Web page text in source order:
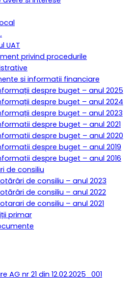
UAT
privind procedurile
si informatii financiare
despre buget – anul 2025
despre buget – anul 2024
despre buget – anul 2023
despre buget – anul 2021
despre buget – anul 2020
despre buget – anul 2019
despre buget – anul 2016
de consiliu
de consiliu – anul 2023
de consiliu – anul 2022
de consiliu – anul 2021
primar